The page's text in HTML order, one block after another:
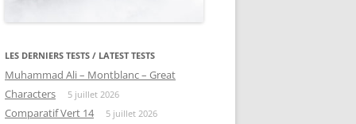
LES DERNIERS TESTS / LATEST TESTS
Muhammad Ali – Montblanc – Great
Characters
5 juillet 2026
Comparatif Vert 14 5 juillet 2026